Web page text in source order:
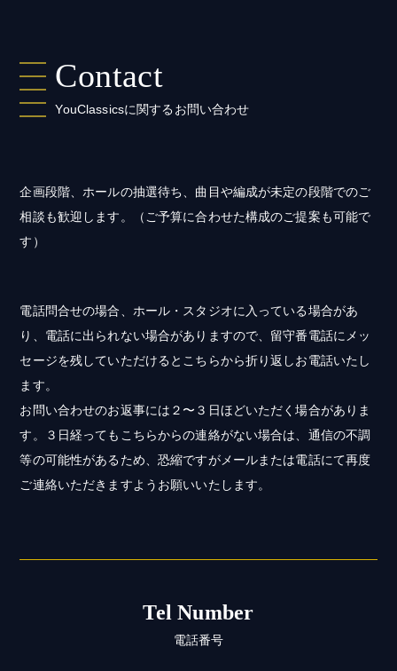
Contact
YouClassicsに関するお問い合わせ
企画段階、ホールの抽選待ち、曲目や編成が未定の段階でのご
相談も歓迎します。（ご予算に合わせた構成のご提案も可能で
す）
電話問合せの場合、ホール・スタジオに入っている場合があ
り、電話に出られない場合がありますので、留守番電話にメッ
セージを残していただけるとこちらから折り返しお電話いたし
ます。
お問い合わせのお返事には２〜３日ほどいただく場合がありま
す。３日経ってもこちらからの連絡がない場合は、通信の不調
等の可能性があるため、恐縮ですがメールまたは電話にて再度
ご連絡いただきますようお願いいたします。
Tel Number
電話番号